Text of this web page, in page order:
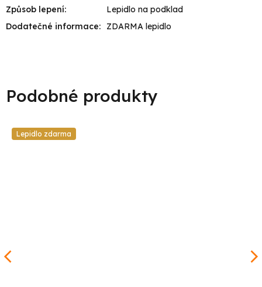
Způsob lepení:
Lepidlo na podklad
Dodatečné informace: ZDARMA lepidlo
Lepidlo zdarma